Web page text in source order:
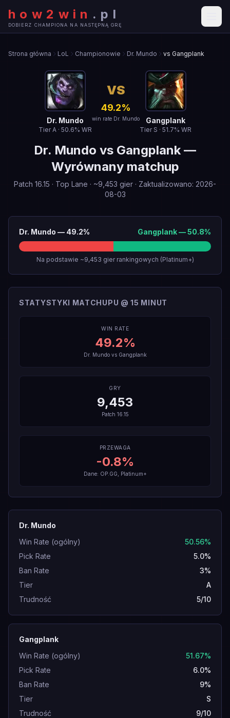
how2win . pl
DOBIERZ CHAMPIONA NA NASTĘPNĄ GRĘ
Strona główna LoL Championowie Dr. Mundo vs Gangplank
Dr. Mundo
TierA · 50.6% WR
VS
49.2%
win rate Dr. Mundo Gangplank
Tier S · 51.7% WR
Dr. Mundo vs Gangplank —
Wyrównany matchup
Patch 16.15 · Top Lane · ~9,453 gier · Zaktualizowano: 2026-
08-03
Dr. Mundo — 49.2% Gangplank—50.8%
Na podstawie ~9,453 gier rankingowych (Platinum+)
STATYSTYKI MATCHUPU @ 15 MINUT
WIN RATE
49.2%
Dr. Mundovs Gangplank
GRY
9,453
Patch 16.15
PRZEWAGA
-0.8%
Dane: OP.GG, Platinum+
Dr. Mundo
Win Rate (ogólny)
50.56%
Pick Rate
5.0%
Ban Rate
3%
Tier
A
Trudność
5/10
Gangplank
Win Rate (ogólny)
51.67%
Pick Rate
6.0%
Ban Rate
9%
Tier
S
Trudność
9/10